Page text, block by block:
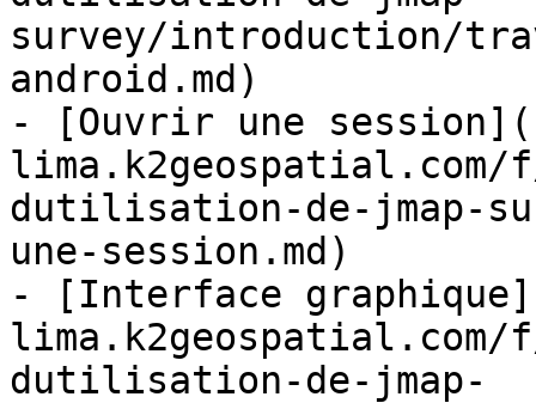
survey/introduction/
android.md)
- [Ouvrir une
dutilisation-de-jmap-
une-session.md)
- [Interface
dutilisation-de-jmap-